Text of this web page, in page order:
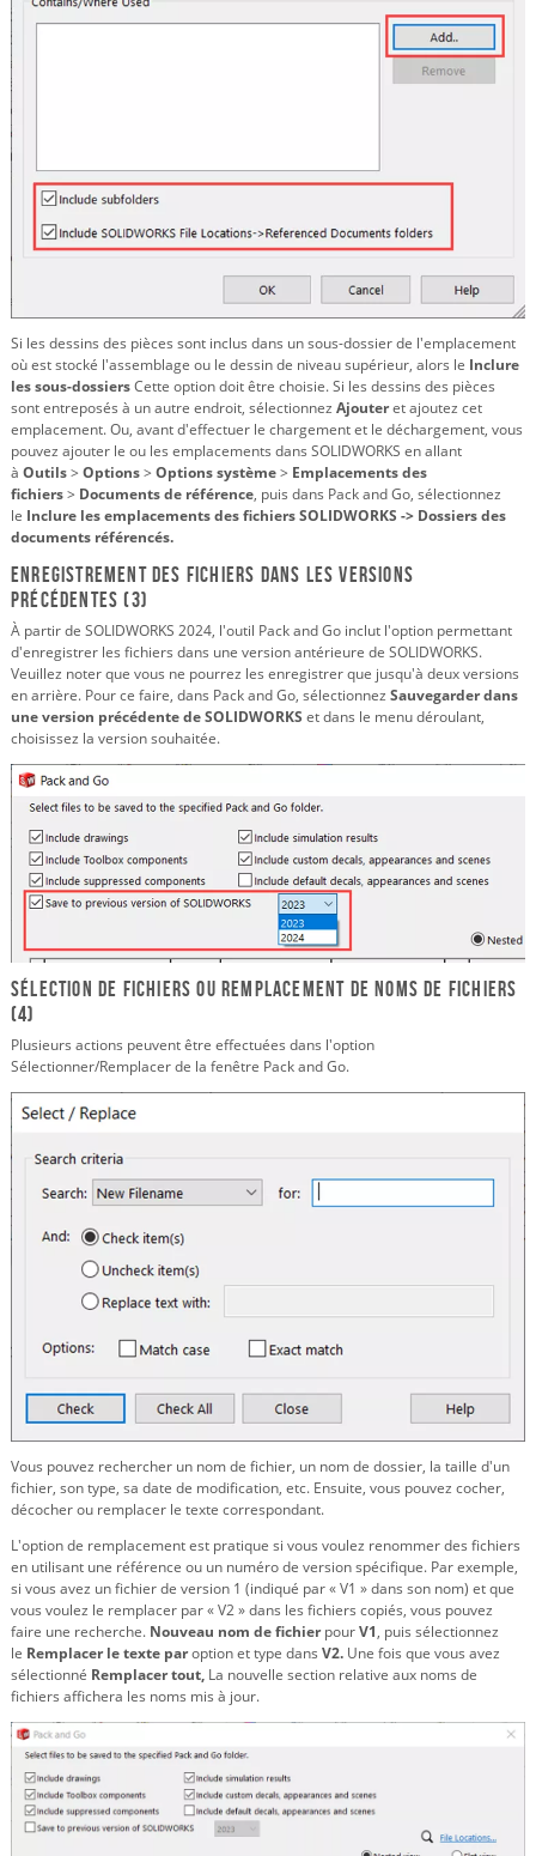
Si les dessins des pièces sont inclus dans un sous-dossier de l'emplacement
où est stocké l'assemblage ou le dessin de niveau supérieur, alors le Inclure
les sous-dossiersCette option doit être choisie. Si les dessins des pièces
sont entreposés à un autre endroit, sélectionnez Ajouteret ajoutez cet
emplacement. Ou, avant d'effectuer le chargement et le déchargement, vous
pouvez ajouter le ou les emplacements dans SOLIDWORKS en allant
à Outils> Options> Options système> Emplacements des
fichiers> Documents de référence, puis dans Pack and Go, sélectionnez
le Inclure les emplacements des fichiers SOLIDWORKS -> Dossiers des
documents référencés.
Enregistrement des fichiers dans les versions
précédentes (3)
À partir de SOLIDWORKS 2024, l'outil Pack and Go inclut l'option permettant
d'enregistrer les fichiers dans une version antérieure de SOLIDWORKS.
Veuillez noter que vous ne pourrez les enregistrer que jusqu'à deux versions
en arrière. Pour ce faire, dans Pack and Go, sélectionnez Sauvegarder dans
une version précédente de SOLIDWORKS et dans le menu déroulant,
choisissez la version souhaitée.
Sélection de fichiers ou remplacement de noms de fichiers
(4)
Plusieurs actions peuvent être effectuées dans l'option
Sélectionner/Remplacer de la fenêtre Pack and Go.
Vous pouvez rechercher un nom de fichier, un nom de dossier, la taille d'un
fichier, son type, sa date de modification, etc. Ensuite, vous pouvez cocher,
décocher ou remplacer le texte correspondant.
L'option de remplacement est pratique si vous voulez renommer des fichiers
en utilisant une référence ou un numéro de version spécifique. Par exemple,
si vous avez un fichier de version 1 (indiqué par « V1 » dans son nom) et que
vous voulez le remplacer par « V2 » dans les fichiers copiés, vous pouvez
faire une recherche. Nouveau nom de fichier pourV1, puis sélectionnez
le Remplacer le texte paroption et type dans V2. Une fois que vous avez
sélectionné Remplacer tout, La nouvelle section relative aux noms de
fichiers affichera les noms mis à jour.